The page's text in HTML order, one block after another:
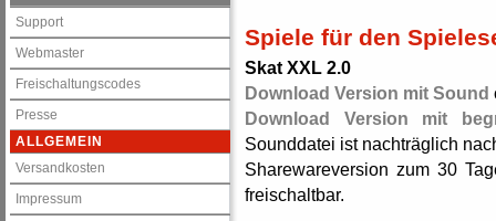
Support
Webmaster
Freischaltungscodes
Presse
ALLGEMEIN
Versandkosten
Impressum
Spiele für den
Skat XXL 2.0
Download Version mit Sound
Download Version mit
Sounddatei ist nachträglich
Sharewareversion zum 30
freischaltbar.